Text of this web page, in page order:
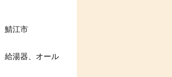
鯖江市
給湯器、オール